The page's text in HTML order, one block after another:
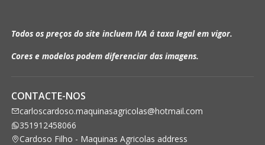
Todos os preços do site incluem IVA á taxa legal em vigor.
Cores e modelos podem diferenciar das imagens.
CONTACTE-NOS
carloscardoso.maquinasagricolas@hotmail.com
351912458066
Cardoso Filho - Maquinas Agricolas address